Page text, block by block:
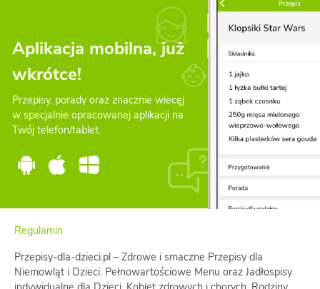
Aplikacja mobilna, już
wkrótce!
Przepisy, porady oraz znacznie wiecęj
w specjalnie opracowanej aplikacji na
Twój telefon/tablet.
Regulamin
Przepisy-dla-dzieci.pl – Zdrowe i smaczne Przepisy dla
Niemowląt i Dzieci. Pełnowartościowe Menu oraz Jadłospisy